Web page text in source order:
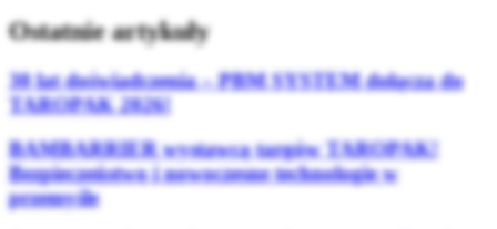
Ostatnie artykuły
30 lat doświadczenia – PBM SYSTEM dołącza do
TAROPAK 2026!
BAMBARRIER wystawcą targów TAROPAK!
Bezpieczeństwo i nowoczesne technologie w
przemyśle